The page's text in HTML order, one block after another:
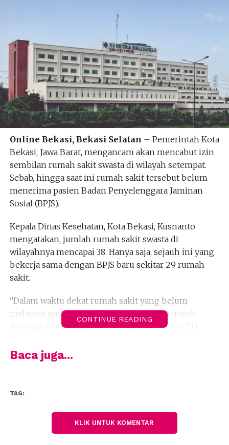
Online Bekasi, Bekasi Selatan – Pemerintah Kota
Bekasi, Jawa Barat, mengancam akan mencabut izin
sembilan rumah sakit swasta di wilayah setempat.
Sebab, hingga saat ini rumah sakit tersebut belum
menerima pasien Badan Penyelenggara Jaminan
Sosial (BPJS).
Kepala Dinas Kesehatan, Kota Bekasi, Kusnanto
mengatakan, jumlah rumah sakit swasta di
wilayahnya mencapai 38. Hanya saja, sejauh ini yang
bekerja sama dengan BPJS baru sekitar 29 rumah
sakit.
“Dalam waktu dekat rumah sakit yang belum
melayani pasien BPJS akan kami undang untuk
dimintai klarifikasi,” kata Kusnanto, Selasa (17/1).
Kusnanto enggan menyebut identitas ke sembilan
rumah sakit tersebut. Namun, dua diantaranya ialah
“Kami akan mengevaluasi perizinan rumah sakit
tersebut,” ujar dia.
CONTINUE READING
Baca juga...
TAG:
KLIK UNTUK KOMENTAR